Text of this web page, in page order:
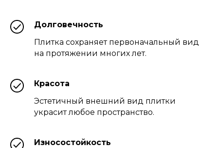
Долговечность
Плитка сохраняет первоначальный вид
на протяжении многих лет.
Красота
Эстетичный внешний вид плитки
украсит любое пространство.
Износостойкость